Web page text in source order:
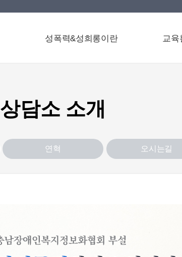
성폭력&성희롱이란 교육
상담소 소개
연혁 오시는길